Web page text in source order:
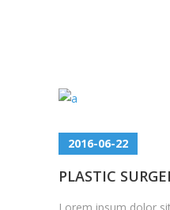
2016-06-22
PLASTIC